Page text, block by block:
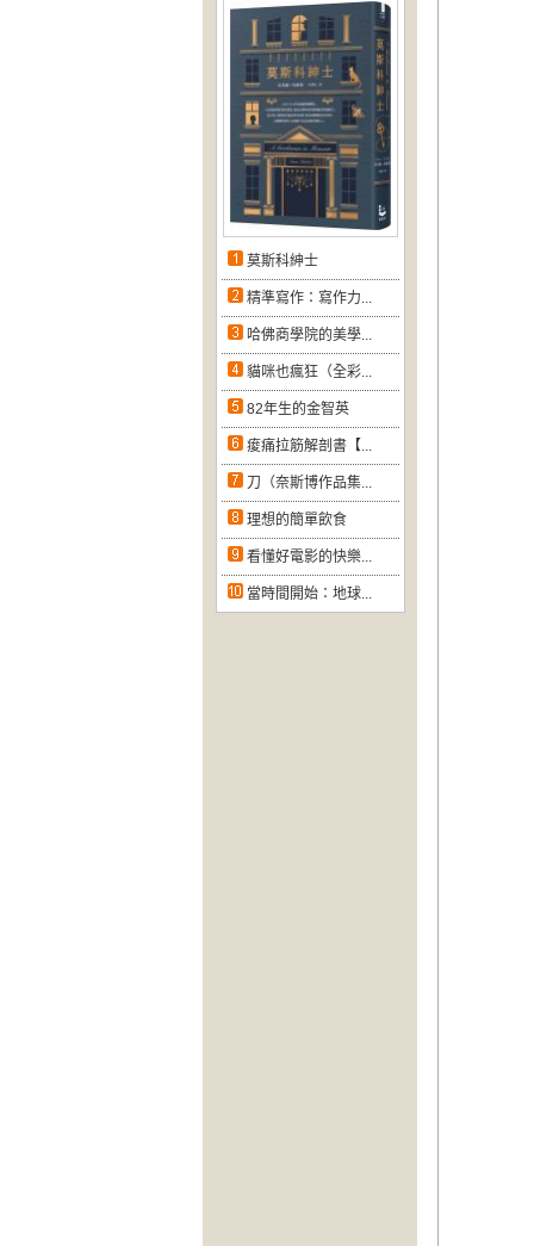
莫斯科紳士
精準寫作：寫作力...
哈佛商學院的美學...
貓咪也瘋狂（全彩...
82年生的金智英
痠痛拉筋解剖書【...
刀（奈斯博作品集...
理想的簡單飲食
看懂好電影的快樂...
當時間開始：地球...